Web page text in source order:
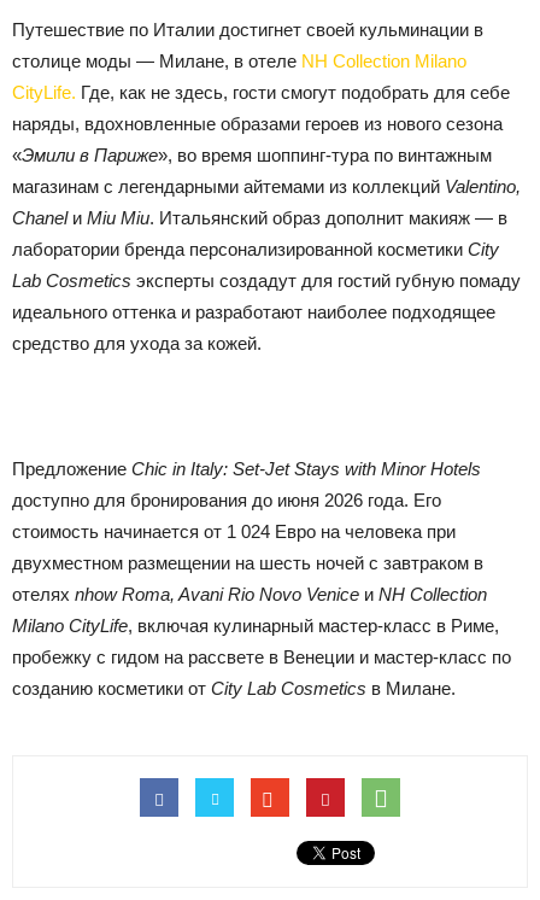
Путешествие по Италии достигнет своей кульминации в
столице моды — Милане, в отеле NH Collection Milano
CityLife. Где, как не здесь, гости смогут подобрать для себе
наряды, вдохновленные образами героев из нового сезона
«Эмили в Париже», во время шоппинг-тура по винтажным
магазинам с легендарными айтемами из коллекций Valentino,
Chanelи Miu Miu. Итальянский образ дополнит макияж — в
лаборатории бренда персонализированной косметики City
Lab Cosmetics эксперты создадут для гостий губную помаду
идеального оттенка и разработают наиболее подходящее
средство для ухода за кожей.
Предложение Chic in Italy: Set-Jet Stays with Minor Hotels
доступно для бронирования до июня 2026 года. Его
стоимость начинается от 1 024 Евро на человека при
двухместном размещении на шесть ночей с завтраком в
отелях nhow Roma, Avani Rio Novo Venice и NH Collection
Milano CityLife, включая кулинарный мастер-класс в Риме,
пробежку с гидом на рассвете в Венеции и мастер-класс по
созданию косметики от City Lab Cosmetics в Милане.